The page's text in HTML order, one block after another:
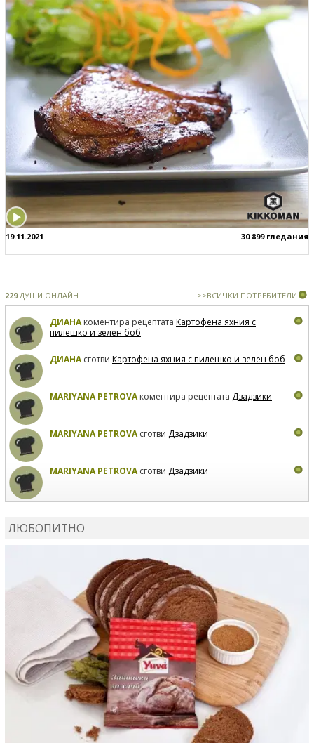
19.11.2021 30 899 гледания
229ДУШИ ОНЛАЙН >>ВСИЧКИ ПОТРЕБИТЕЛИ
ДИАНАкоментира рецептата Картофена яхния с
пилешко и зелен боб
ДИАНАсготви Картофена яхния с пилешко и зелен боб
MARIYANA PETROVAкоментира рецептата Дзадзики
MARIYANA PETROVAсготви Дзадзики
MARIYANA PETROVAсготви Дзадзики
ЛЮБОПИТНО